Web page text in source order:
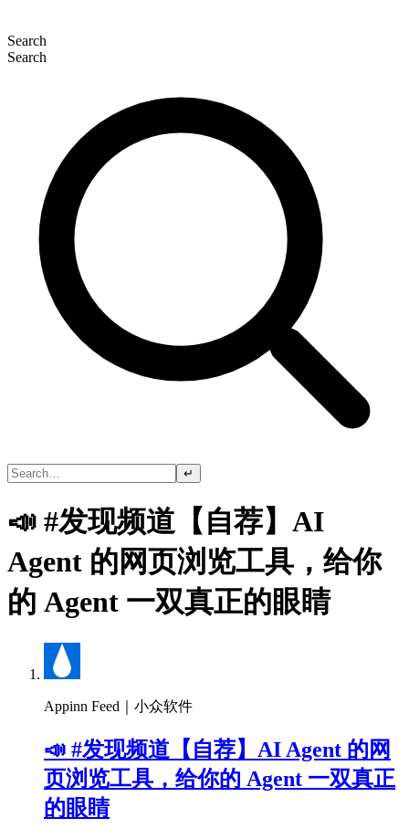
Search
Search
↵
📣 #发现频道【自荐】AI
Agent 的网页浏览工具，给你
的 Agent 一双真正的眼睛
Appinn Feed｜小众软件
📣 #发现频道【自荐】AI Agent 的网
页浏览工具，给你的 Agent 一双真正
的眼睛